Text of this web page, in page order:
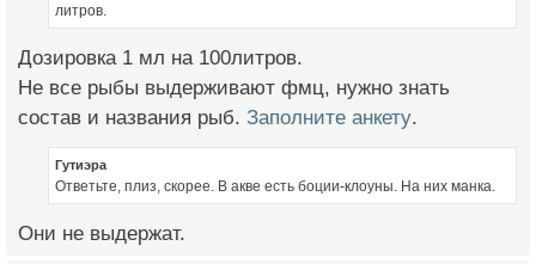
литров.
Дозировка 1 мл на 100литров.
Не все рыбы выдерживают фмц, нужно знать
состав и названия рыб. Заполните анкету.
Гутиэра
Ответьте, плиз, скорее. В акве есть боции-клоуны. На них манка.
Они не выдержат.